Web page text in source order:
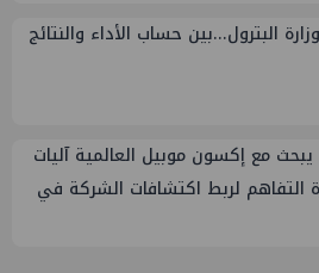
البترول...بين حساب الأداء والنتائج
يبحث مع إكسون موبيل العالمية آليات
التفاهم لربط اكتشافات الشركة في